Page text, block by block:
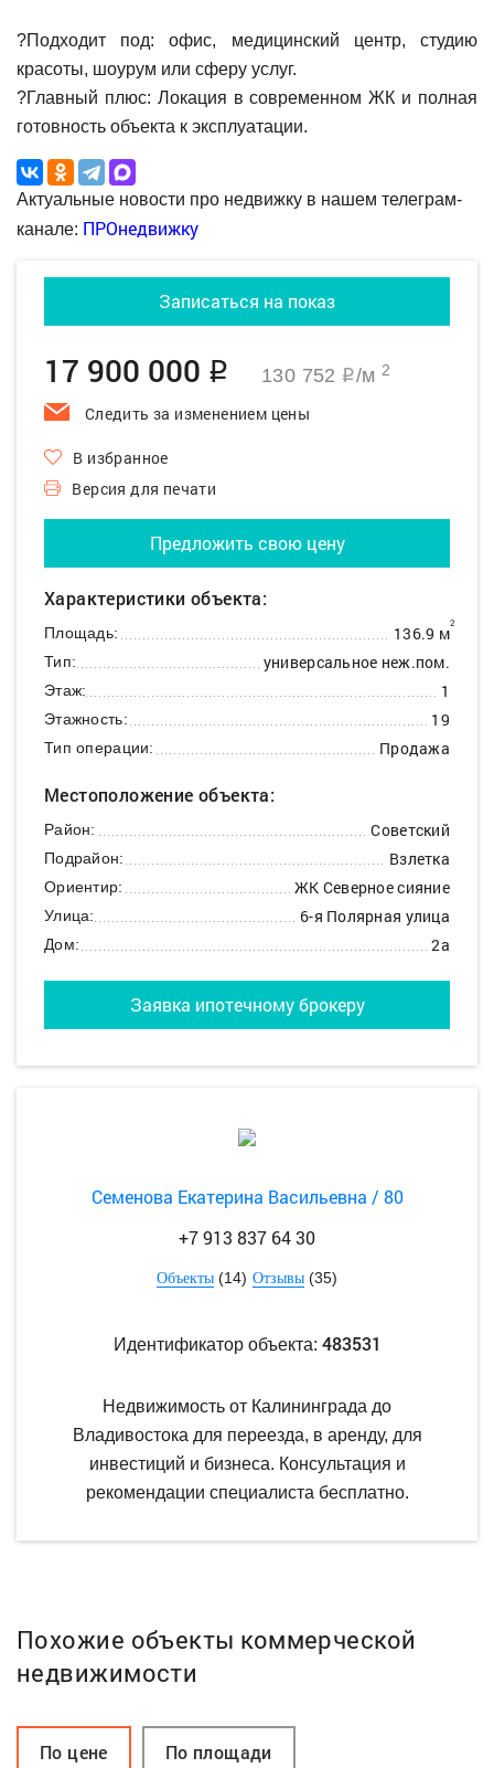
?Подходит под: офис, медицинский центр, студию
красоты, шоурум или сферу услуг.
?Главный плюс: Локация в современном ЖК и полная
готовность объекта к эксплуатации.
Актуальные новости про недвижку в нашем телеграм-
канале: ПРОнедвижку
Записаться на показ
17 900 000 q 130 752 q/м 2
Следить за изменением цены
В избранное
Версия для печати
Предложить свою цену
Характеристики объекта:
Площадь: 136.9 м2
Тип: универсальное неж.пом.
Этаж: 1
Этажность: 19
Тип операции: Продажа
Местоположение объекта:
Район: Советский
Подрайон: Взлетка
Ориентир: ЖК Северное сияние
Улица: 6-я Полярная улица
Дом: 2а
Заявка ипотечному брокеру
Семенова Екатерина Васильевна / 80
+7 913 837 64 30
Объекты (14) Отзывы (35)
Идентификатор объекта: 483531
Недвижимость от Калининграда до
Владивостока для переезда, в аренду, для
инвестиций и бизнеса. Консультация и
рекомендации специалиста бесплатно.
Похожие объекты коммерческой
недвижимости
По цене По площади